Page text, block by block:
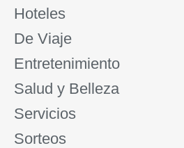
Hoteles
De Viaje
Entretenimiento
Salud y Belleza
Servicios
Sorteos